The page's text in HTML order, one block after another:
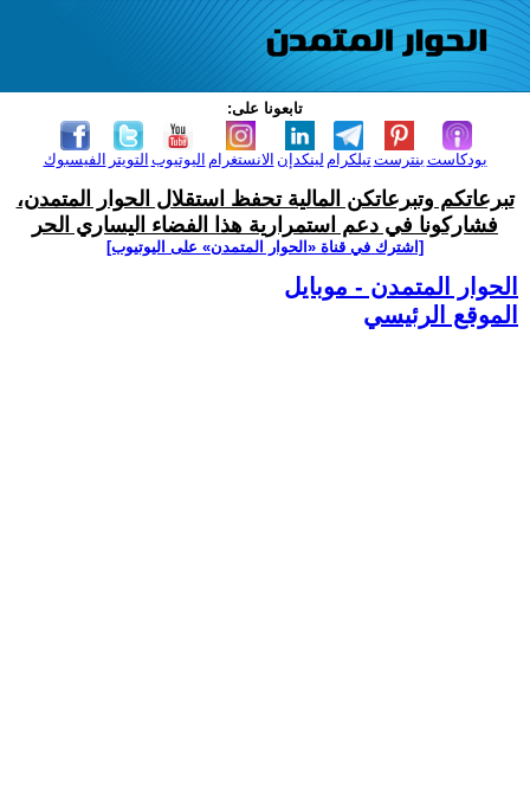
تابعونا على:
الفيسبوك التويتر اليوتيوب الانستغرام لينكدإن تيلكرامبنترست بودكاست
تبرعاتكم وتبرعاتكن المالية تحفظ استقلال الحوار المتمدن،
فشاركونا في دعم استمرارية هذا الفضاء اليساري الحر
[اشترك في قناة ‫«الحوار المتمدن» على اليوتيوب]
الحوار المتمدن - موبايل
الموقع الرئيسي